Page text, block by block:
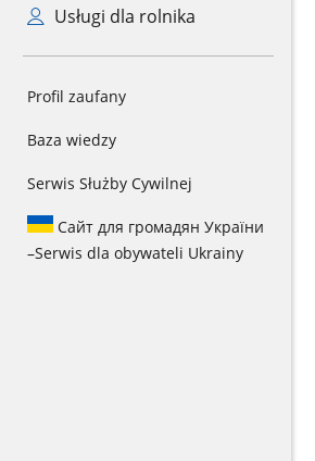
Usługi dla rolnika
Profil zaufany
Baza wiedzy
Serwis Służby Cywilnej
Сайт для громадян України
–Serwis dla obywateli Ukrainy